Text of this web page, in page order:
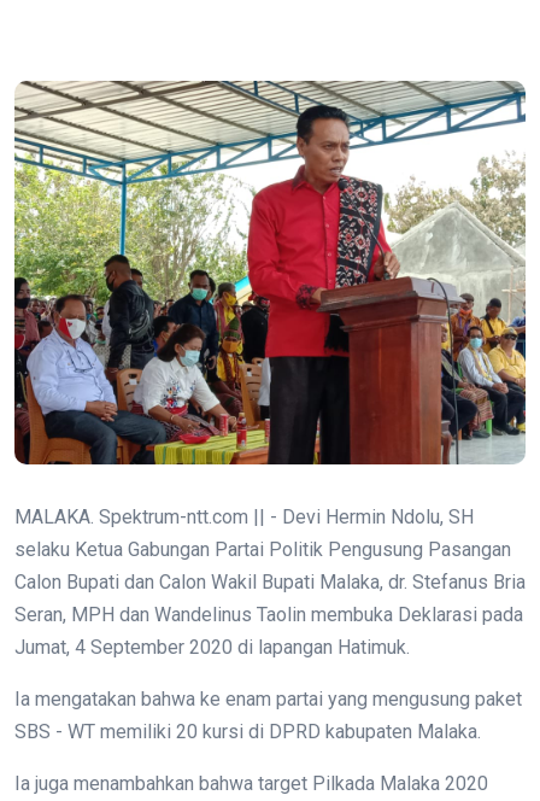
MALAKA. Spektrum-ntt.com || - Devi Hermin Ndolu, SH
selaku Ketua Gabungan Partai Politik Pengusung Pasangan
Calon Bupati dan Calon Wakil Bupati Malaka, dr. Stefanus Bria
Seran, MPH dan Wandelinus Taolin membuka Deklarasi pada
Jumat, 4 September 2020 di lapangan Hatimuk.
Ia mengatakan bahwa ke enam partai yang mengusung paket
SBS - WT memiliki 20 kursi di DPRD kabupaten Malaka.
Ia juga menambahkan bahwa target Pilkada Malaka 2020